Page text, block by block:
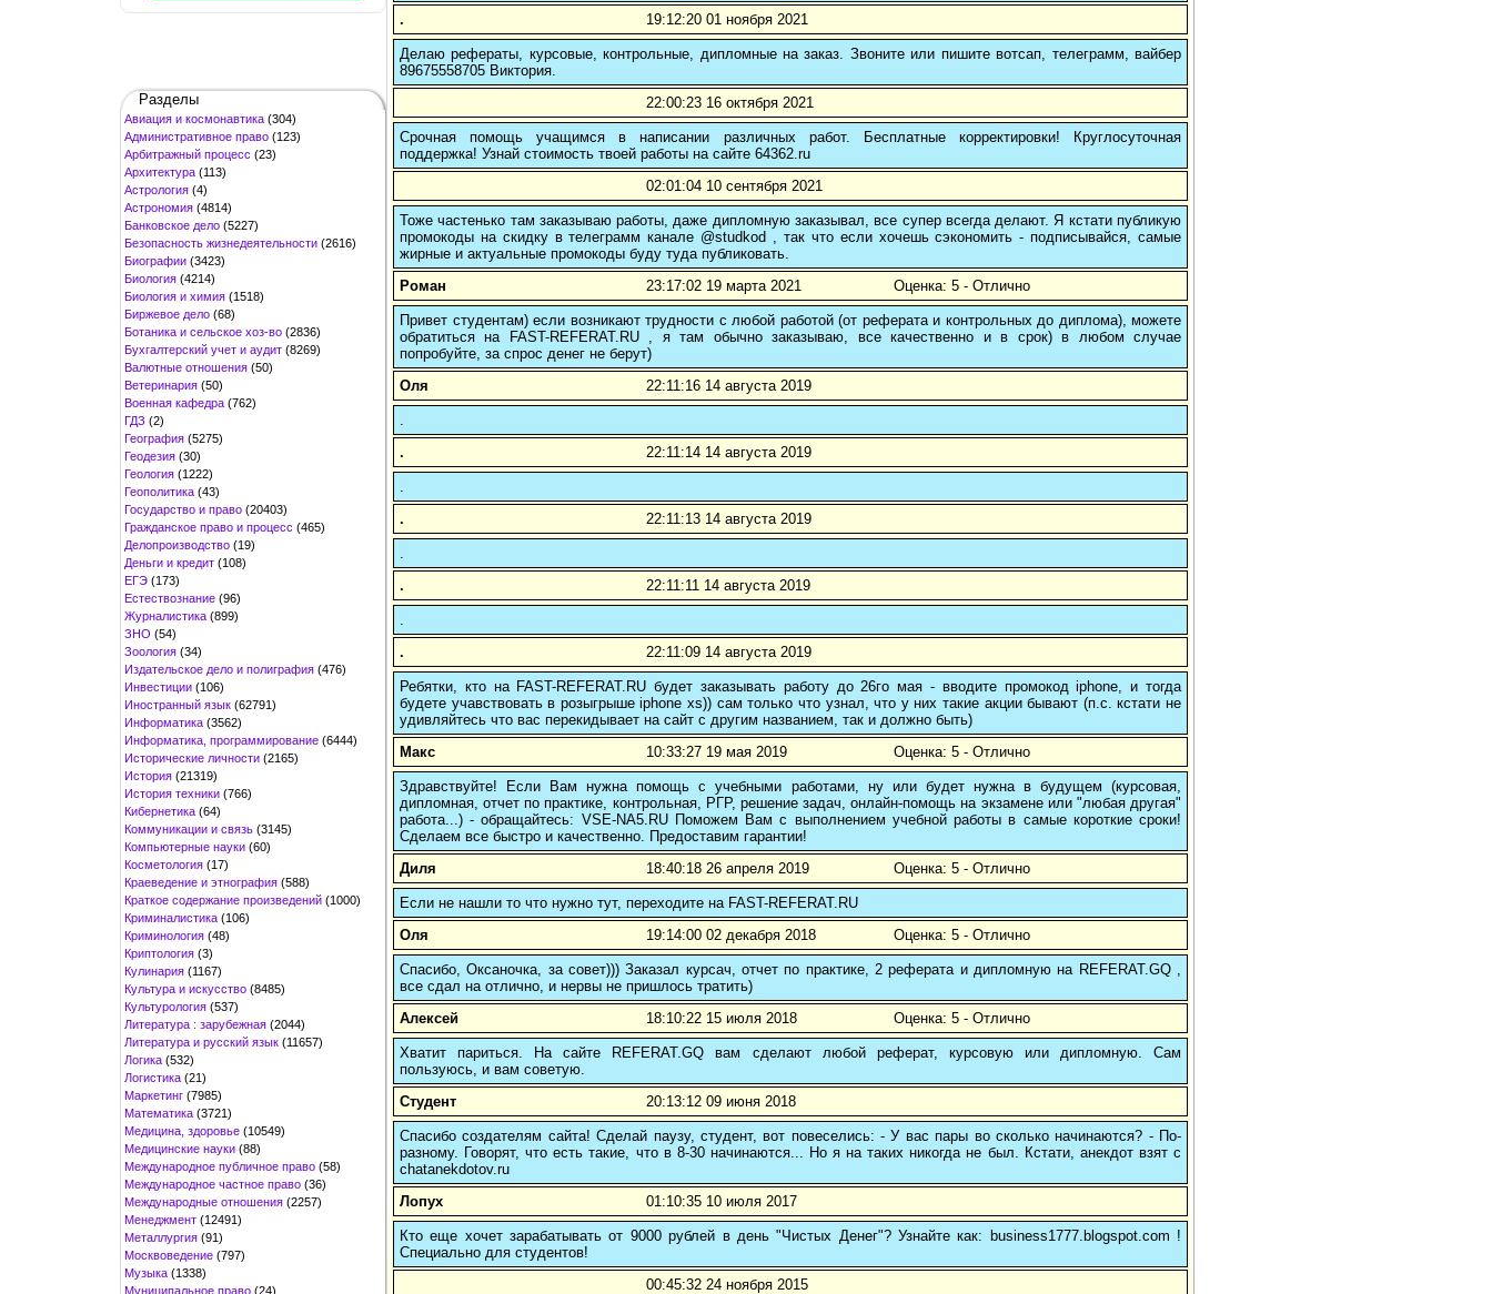
Разделы
Авиация и космонавтика (304)
Административное право (123)
Арбитражный процесс (23)
Архитектура (113)
Астрология (4)
Астрономия (4814)
Банковское дело (5227)
Безопасность жизнедеятельности (2616)
Биографии (3423)
Биология (4214)
Биология и химия (1518)
Биржевое дело (68)
Ботаника и сельское хоз-во (2836)
Бухгалтерский учет и аудит (8269)
Валютные отношения (50)
Ветеринария (50)
Военная кафедра (762)
ГДЗ (2)
География (5275)
Геодезия (30)
Геология (1222)
Геополитика (43)
Государство и право (20403)
Гражданское право и процесс (465)
Делопроизводство (19)
Деньги и кредит (108)
ЕГЭ (173)
Естествознание (96)
Журналистика (899)
ЗНО (54)
Зоология (34)
Издательское дело и полиграфия (476)
Инвестиции (106)
Иностранный язык (62791)
Информатика (3562)
Информатика, программирование (6444)
Исторические личности (2165)
История (21319)
История техники (766)
Кибернетика (64)
Коммуникации и связь (3145)
Компьютерные науки (60)
Косметология (17)
Краеведение и этнография (588)
Краткое содержание произведений (1000)
Криминалистика (106)
Криминология (48)
Криптология (3)
Кулинария (1167)
Культура и искусство (8485)
Культурология (537)
Литература : зарубежная (2044)
Литература и русский язык (11657)
Логика (532)
Логистика (21)
Маркетинг (7985)
Математика (3721)
Медицина, здоровье (10549)
Медицинские науки (88)
Международное публичное право (58)
Международное частное право (36)
Международные отношения (2257)
Менеджмент (12491)
Металлургия (91)
Москвоведение (797)
Музыка (1338)
Муниципальное право (24)
.
19:12:20 01 ноября 2021
Делаю рефераты, курсовые, контрольные, дипломные на заказ. Звоните или пишите вотсап, телеграмм, вайбер
89675558705 Виктория.
22:00:23 16 октября 2021
Срочная помощь учащимся в написании различных работ. Бесплатные корректировки! Круглосуточная
поддержка! Узнай стоимость твоей работы на сайте 64362.ru
02:01:04 10 сентября 2021
Тоже частенько там заказываю работы, даже дипломную заказывал, все супер всегда делают. Я кстати публикую
промокоды на скидку в телеграмм канале @studkod , так что если хочешь сэкономить - подписывайся, самые
жирные и актуальные промокоды буду туда публиковать.
Роман
23:17:02 19 марта 2021 Оценка: 5 - Отлично
Привет студентам) если возникают трудности с любой работой (от реферата и контрольных до диплома), можете
обратиться на FAST-REFERAT.RU , я там обычно заказываю, все качественно и в срок) в любом случае
попробуйте, за спрос денег не берут)
Оля
22:11:16 14 августа 2019
.
.
22:11:14 14 августа 2019
.
.
22:11:13 14 августа 2019
.
.
22:11:11 14 августа 2019
.
.
22:11:09 14 августа 2019
Ребятки, кто на FAST-REFERAT.RU будет заказывать работу до 26го мая - вводите промокод iphone, и тогда
будете учавствовать в розыгрыше iphone xs)) сам только что узнал, что у них такие акции бывают (п.с. кстати не
удивляйтесь что вас перекидывает на сайт с другим названием, так и должно быть)
Макс
10:33:27 19 мая 2019 Оценка: 5 - Отлично
Здравствуйте! Если Вам нужна помощь с учебными работами, ну или будет нужна в будущем (курсовая,
дипломная, отчет по практике, контрольная, РГР, решение задач, онлайн-помощь на экзамене или "любая другая"
работа...) - обращайтесь: VSE-NA5.RU Поможем Вам с выполнением учебной работы в самые короткие сроки!
Сделаем все быстро и качественно. Предоставим гарантии!
Диля
18:40:18 26 апреля 2019 Оценка: 5 - Отлично
Если не нашли то что нужно тут, переходите на FAST-REFERAT.RU
Оля
19:14:00 02 декабря 2018 Оценка: 5 - Отлично
Спасибо, Оксаночка, за совет))) Заказал курсач, отчет по практике, 2 реферата и дипломную на REFERAT.GQ ,
все сдал на отлично, и нервы не пришлось тратить)
Алексей
18:10:22 15 июля 2018 Оценка: 5 - Отлично
Хватит париться. На сайте REFERAT.GQ вам сделают любой реферат, курсовую или дипломную. Сам
пользуюсь, и вам советую.
Студент
20:13:12 09 июня 2018
Спасибо создателям сайта! Сделай паузу, студент, вот повеселись: - У вас пары во сколько начинаются? - По-
разному. Говорят, что есть такие, что в 8-30 начинаются... Но я на таких никогда не был. Кстати, анекдот взят с
chatanekdotov.ru
Лопух
01:10:35 10 июля 2017
Кто еще хочет зарабатывать от 9000 рублей в день "Чистых Денег"? Узнайте как: business1777.blogspot.com !
Cпециально для студентов!
00:45:32 24 ноября 2015